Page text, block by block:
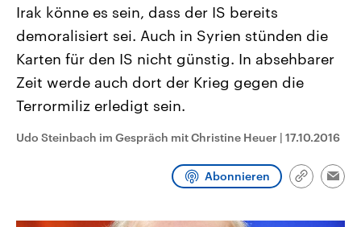
September 2026 einen neuen
Landtag. Seit 2021 wird das
Bundesland von einer Koalition aus
Umfragen, Prognosen,
Wahlprogramme, aktuelle Berichte
und Hintergründe zu den Parteien
und Kandidaten der anstehenden
Wahl.
gehören die Vereinigten
den mächtigsten Ländern
mit großem Einfluss auf
Sendungen Programm Podcasts
Irak könne es sein, dass der IS bereits
demoralisiert sei. Auch in Syrien stünden die
Karten für den IS nicht günstig. In absehbarer
Zeit werde auch dort der Krieg gegen die
Terrormiliz erledigt sein.
Udo Steinbach im Gespräch mit Christine Heuer | 17.10.2016
Abonnieren
Link